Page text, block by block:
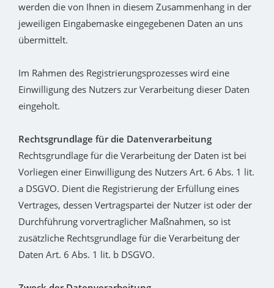
werden die von Ihnen in diesem Zusammenhang in der
jeweiligen Eingabemaske eingegebenen Daten an uns
übermittelt.
Im Rahmen des Registrierungsprozesses wird eine
Einwilligung des Nutzers zur Verarbeitung dieser Daten
eingeholt.
Rechtsgrundlage für die Datenverarbeitung
Rechtsgrundlage für die Verarbeitung der Daten ist bei
Vorliegen einer Einwilligung des Nutzers Art. 6 Abs. 1 lit.
a DSGVO. Dient die Registrierung der Erfüllung eines
Vertrages, dessen Vertragspartei der Nutzer ist oder der
Durchführung vorvertraglicher Maßnahmen, so ist
zusätzliche Rechtsgrundlage für die Verarbeitung der
Daten Art. 6 Abs. 1 lit. b DSGVO.